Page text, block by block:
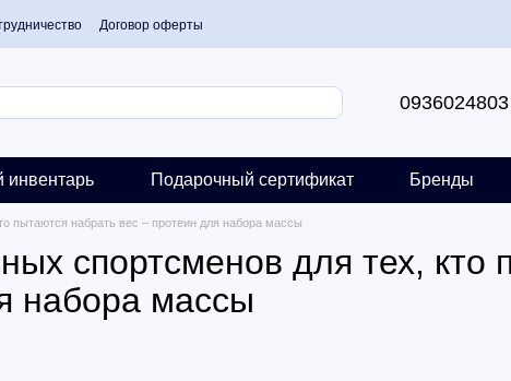
Договор оферты
0936024803
инвентарь Подарочный сертификат Бренды
пытаются набрать вес – протеин для набора массы
спортсменов для тех, кто
набора массы